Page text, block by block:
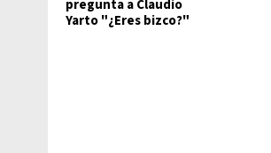
pregunta a Claudio
Yarto "¿Eres bizco?"